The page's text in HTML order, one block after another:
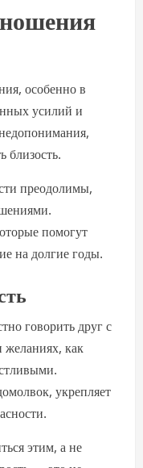
особенно в
усилий и
близость.
преодолимы,
помогут
на долгие годы.
говорить друг с
желаниях, как
укрепляет
этим, а не